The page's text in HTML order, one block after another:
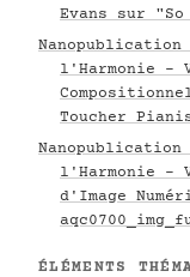
Evans sur "So
Nanopublication
l'Harmonie -
Toucher
Nanopublication
l'Harmonie -
d'Image
ÉLÉMENTS